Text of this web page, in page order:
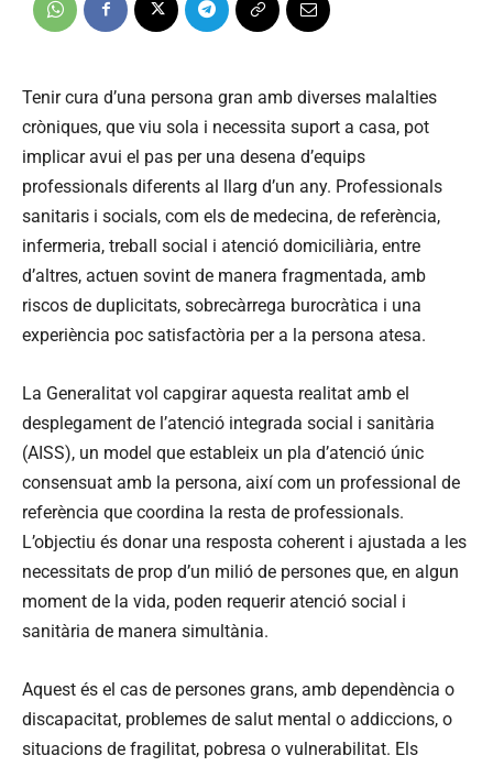
Tenir cura d’una persona gran amb diverses malalties
cròniques, que viu sola i necessita suport a casa, pot
implicar avui el pas per una desena d’equips
professionals diferents al llarg d’un any. Professionals
sanitaris i socials, com els de medecina, de referència,
infermeria, treball social i atenció domiciliària, entre
d’altres, actuen sovint de manera fragmentada, amb
riscos de duplicitats, sobrecàrrega burocràtica i una
experiència poc satisfactòria per a la persona atesa.
La Generalitat vol capgirar aquesta realitat amb el
desplegament de l’atenció integrada social i sanitària
(AISS), un model que estableix un pla d’atenció únic
consensuat amb la persona, així com un professional de
referència que coordina la resta de professionals.
L’objectiu és donar una resposta coherent i ajustada a les
necessitats de prop d’un milió de persones que, en algun
moment de la vida, poden requerir atenció social i
sanitària de manera simultània.
Aquest és el cas de persones grans, amb dependència o
discapacitat, problemes de salut mental o addiccions, o
situacions de fragilitat, pobresa o vulnerabilitat. Els